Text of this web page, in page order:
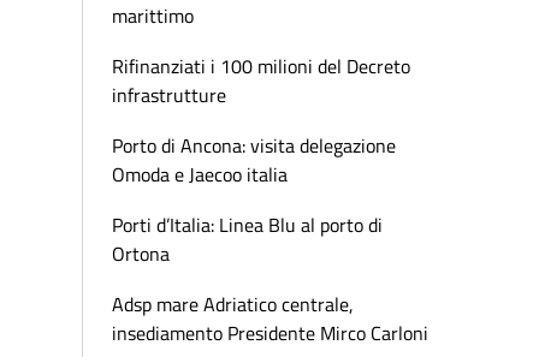
marittimo
Rifinanziati i 100 milioni del Decreto
infrastrutture
Porto di Ancona: visita delegazione
Omoda e Jaecoo italia
Porti d’Italia: Linea Blu al porto di
Ortona
Adsp mare Adriatico centrale,
insediamento Presidente Mirco Carloni